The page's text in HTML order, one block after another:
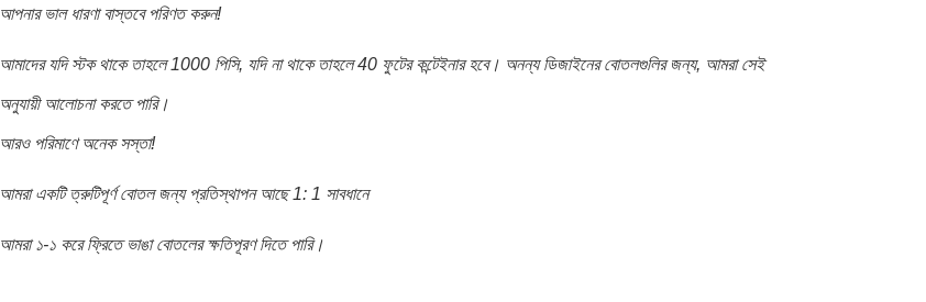
আপনার ভাল ধারণা বাস্তবে পরিণত করুন!
আমাদের যদি স্টক থাকে তাহলে 1000 পিসি, যদি না থাকে তাহলে 40 ফুটের কন্টেইনার হবে। অনন্য ডিজাইনের বোতলগুলির জন্য, আমরা সেই
অনুযায়ী আলোচনা করতে পারি।
আরও পরিমাণে অনেক সস্তা!
আমরা একটি ত্রুটিপূর্ণ বোতল জন্য প্রতিস্থাপন আছে 1: 1 সাবধানে
আমরা ১-১ করে ফ্রিতে ভাঙা বোতলের ক্ষতিপূরণ দিতে পারি।